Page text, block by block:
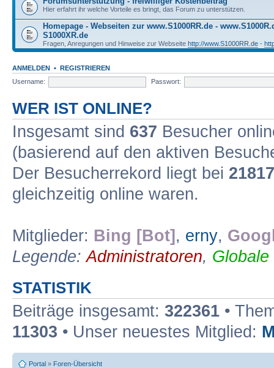
Hier erfahrt ihr welche Vorteile es bringt, das Forum zu unterstützen.
Homepage - Webseiten zur www.S1000RR.de -
S1000XR.de
Fragen, Anregungen und Hinweise zur Webseite http://www.S1000RR.de -
ANMELDEN • REGISTRIEREN
Username:
Passwort:
WER IST ONLINE?
Insgesamt sind 637 Besucher
(basierend auf den aktiven
Der Besucherrekord liegt bei 21817
gleichzeitig online waren.
Mitglieder: Bing [Bot] , erny,
Legende:Administratoren,
STATISTIK
Beiträge insgesamt: 322361 •
11303 • Unser neuestes Mitglied:
Portal » Foren-Übersicht